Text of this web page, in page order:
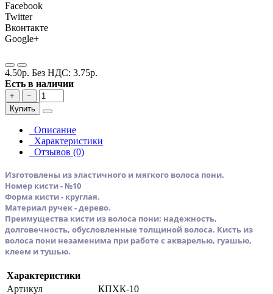
Facebook
Twitter
Вконтакте
Google+
4.50р. Без НДС: 3.75р.
Есть в наличии
+
−
Купить
Описание
Характеристики
Отзывов (0)
Изготовлены из эластичного и мягкого волоса пони.
Номер кисти - №10
Форма кисти - круглая.
Материал ручек - дерево.
Преимущества кисти из волоса пони: надежность,
долговечность, обусловленные толщиной волоса. Кисть из
волоса пони незаменима при работе с акварелью, гуашью,
клеем и тушью.
Характеристики
Артикул
КПХК-10